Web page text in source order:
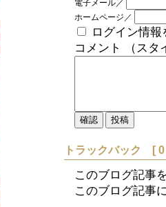
電子メール／
ホームページ／
ログイン情報
コメント （スタ
トラックバック [
このブログ記事
このブログ記事